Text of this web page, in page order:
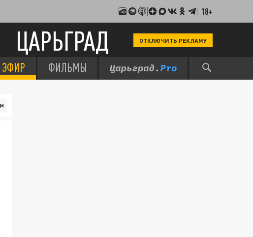
18+
ЦАРЬГРАД ОТКЛЮЧИТЬ РЕКЛАМУ
ЭФИР ФИЛЬМЫ